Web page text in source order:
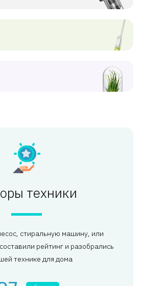
техники
стиральную машину, или
рейтинг и разобрались
технике для дома